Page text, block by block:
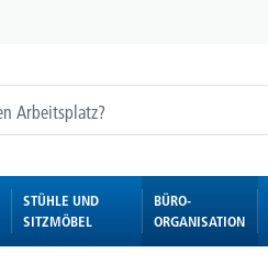
STÜHLE UND
SITZMÖBEL
BÜRO-
ORGANISATION